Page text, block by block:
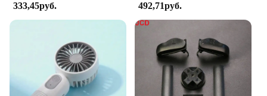
333,45руб. 492,71руб.